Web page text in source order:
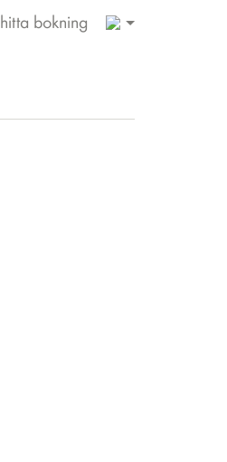
hitta bokning